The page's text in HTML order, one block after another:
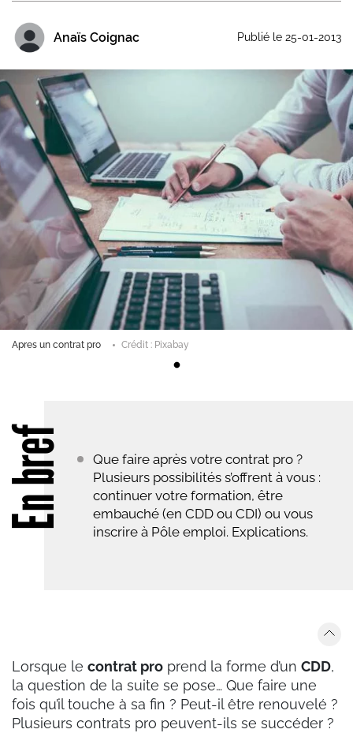
Anaïs Coignac Publié le 25-01-2013
bref
Que faire après votre contrat pro ?
Plusieurs possibilités s’offrent à vous :
continuer votre formation, être
embauché (en CDD ou CDI) ou vous
inscrire à Pôle emploi. Explications.
Apres un contrat pro Crédit : Pixabay
Lorsque le contrat pro prend la forme d’un CDD,
la question de la suite se pose… Que faire une
fois qu’il touche à sa fin ? Peut-il être renouvelé ?
Plusieurs contrats pro peuvent-ils se succéder ?